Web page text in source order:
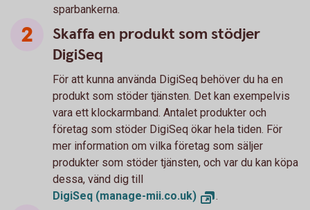
sparbankerna.
Skaffa en produkt som stödjer
DigiSeq
För att kunna använda DigiSeq behöver du ha en
produkt som stöder tjänsten. Det kan exempelvis
vara ett klockarmband. Antalet produkter och
företag som stöder DigiSeq ökar hela tiden. För
mer information om vilka företag som säljer
produkter som stöder tjänsten, och var du kan köpa
dessa, vänd dig till
DigiSeq (manage-mii.co.uk)
.